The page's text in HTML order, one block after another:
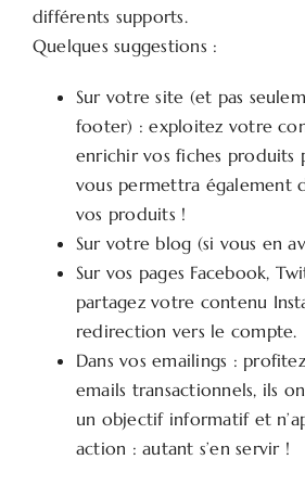
différents supports.
Quelques suggestions :
Sur votre site (et pas
footer) : exploitez votre
enrichir vos fiches produits
vous permettra également
vos produits !
Sur votre blog (si vous en
Sur vos pages Facebook,
partagez votre contenu
redirection vers le compte.
Dans vos emailings :
emails transactionnels, ils
un objectif informatif et
action : autant s’en servir !